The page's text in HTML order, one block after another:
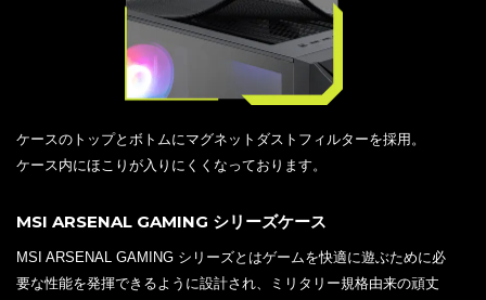
ケースのトップとボトムにマグネットダストフィルターを採用。
ケース内にほこりが入りにくくなっております。
MSI ARSENAL GAMING シリーズケース
MSI ARSENAL GAMING シリーズとはゲームを快適に遊ぶために必
要な性能を発揮できるように設計され、ミリタリー規格由来の頑丈